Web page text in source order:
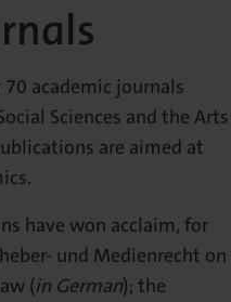
academic journals
Sciences and the Arts
are aimed at
have won acclaim, for
und Medienrecht on
(in German); the